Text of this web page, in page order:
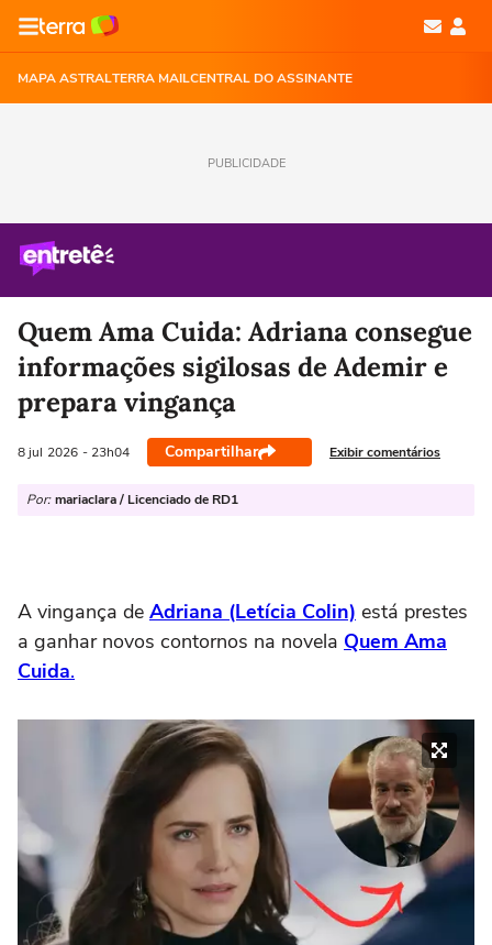
MAPA ASTRALTERRA MAILCENTRAL DO ASSINANTE
PUBLICIDADE
Quem Ama Cuida: Adriana consegue
informações sigilosas de Ademir e
prepara vingança
8 jul 2026 - 23h04 Compartilhar Exibir comentários
Por: mariaclara / Licenciado de RD1
A vingança de Adriana (Letícia Colin) está prestes
a ganhar novos contornos na novela Quem Ama
Cuida.